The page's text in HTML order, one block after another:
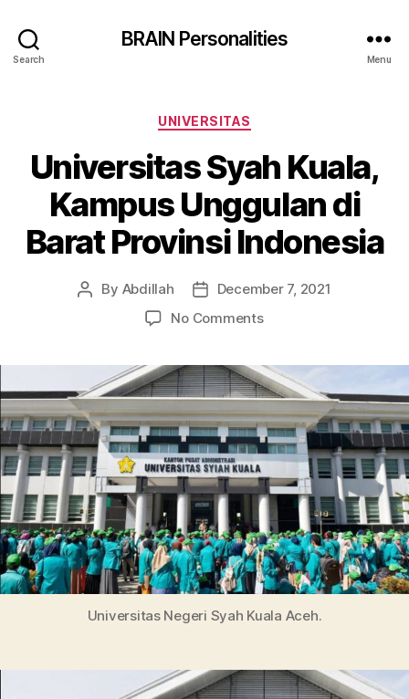
Search
BRAIN Personalities
Menu
Categories
UNIVERSITAS
Universitas Syah Kuala,
Kampus Unggulan di
Barat Provinsi Indonesia
Post
By Abdillah
Post
date
December 7, 2021
No Commentson
Kuala,
Kampus
Unggulan
di
Barat
Provinsi
Indonesia
Universitas Negeri Syah Kuala Aceh.